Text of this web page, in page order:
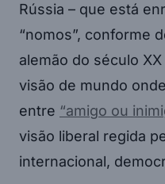
Rússia – que está
“nomos”, conforme
alemão do século
visão de mundo
entre “amigo ou
visão liberal regida
internacional,